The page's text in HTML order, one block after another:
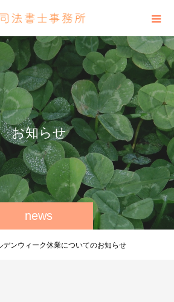
news
お知らせ
デンウィーク休業についてのお知らせ